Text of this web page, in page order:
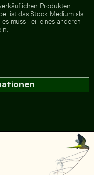
Produkten
ist das Stock-Medium als
muss Teil eines anderen